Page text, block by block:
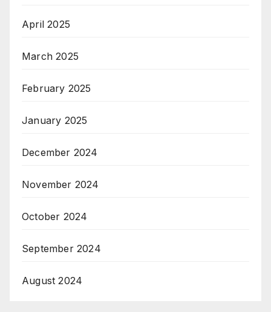
April 2025
March 2025
February 2025
January 2025
December 2024
November 2024
October 2024
September 2024
August 2024